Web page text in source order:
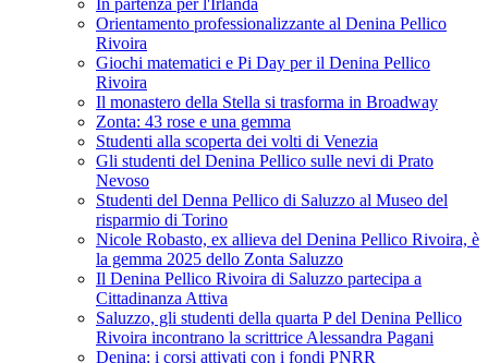
In partenza per l'Irlanda
Orientamento professionalizzante al Denina Pellico
Rivoira
Giochi matematici e Pi Day per il Denina Pellico
Rivoira
Il monastero della Stella si trasforma in Broadway
Zonta: 43 rose e una gemma
Studenti alla scoperta dei volti di Venezia
Gli studenti del Denina Pellico sulle nevi di Prato
Nevoso
Studenti del Denna Pellico di Saluzzo al Museo del
risparmio di Torino
Nicole Robasto, ex allieva del Denina Pellico Rivoira, è
la gemma 2025 dello Zonta Saluzzo
Il Denina Pellico Rivoira di Saluzzo partecipa a
Cittadinanza Attiva
Saluzzo, gli studenti della quarta P del Denina Pellico
Rivoira incontrano la scrittrice Alessandra Pagani
Denina: i corsi attivati con i fondi PNRR